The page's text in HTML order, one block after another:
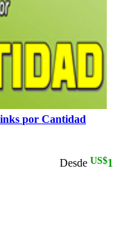
por Cantidad
Desde US$